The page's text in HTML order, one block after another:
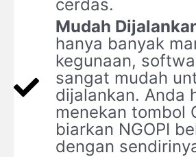
cerdas.
Mudah
hanya banyak
kegunaan,
sangat mudah
dijalankan. Anda
menekan tombol
biarkan NGOPI
dengan